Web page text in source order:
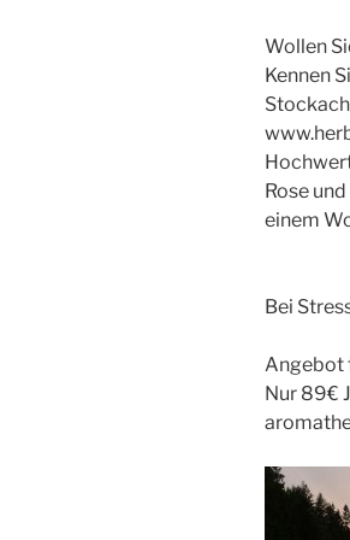
Wollen
Kennen
Rose
einem
Bei
Angebot
Nur 89€